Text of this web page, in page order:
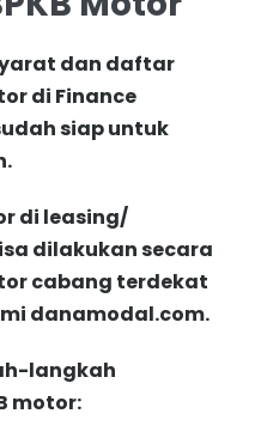
dan daftar
di Finance
siap untuk
di leasing/
dilakukan secara
cabang terdekat
danamodal.com.
langkah
motor: